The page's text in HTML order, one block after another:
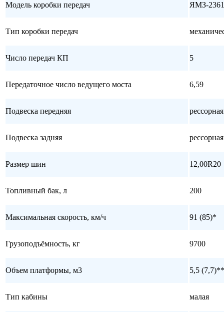
Модель коробки передач ЯМЗ-2361
Тип коробки передач
Число передач КП 5
Передаточное число ведущего моста 6,59
Подвеска передняя рессорная
Подвеска задняя рессорная
Размер шин 12,00R20
Топливный бак, л 200
Максимальная скорость, км/ч 91 (85)*
Грузоподъёмность, кг 9700
Объем платформы, м3 5,5
Тип кабины малая